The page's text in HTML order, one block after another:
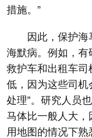
措施。”
因此，保护海
海默病。例如，有
救护车和出租车
低，因为这些司机
处理”。研究人员
马体比一般人大
用地图的情况下熟